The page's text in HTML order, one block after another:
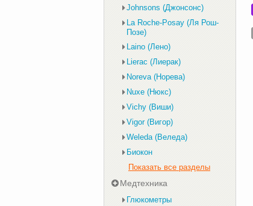
Johnsons (Джонсонс)
La Roche-Posay (Ля Рош-
Позе)
Laino (Лено)
Lierac (Лиерак)
Noreva (Норева)
Nuxe (Нюкс)
Vichy (Виши)
Vigor (Вигор)
Weleda (Веледа)
Биокон
Показать все разделы
Медтехника
Глюкометры